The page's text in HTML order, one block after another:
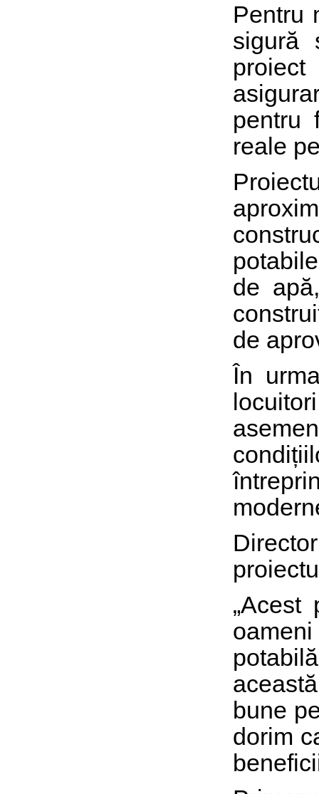
Pentru
sigură
pentru
reale
de
de
În
„Acest
bune
dorim